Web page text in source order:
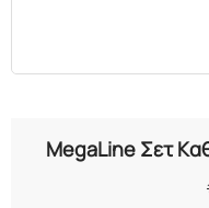
MegaLine Σετ